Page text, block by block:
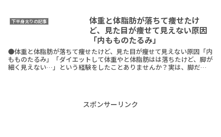
下半身太りの記事
体重と体脂肪が落ちて痩せたけ
ど、見た目が痩せて見えない原因
「内もものたるみ」
●体重と体脂肪が落ちて痩せたけど、見た目が痩せて見えない原因「内
もものたるみ」「ダイエットして体重やと体脂肪はは落ちたけど、脚が
細く見えない…」という経験をしたことありませんか？実は、脚だけ
スポンサーリンク